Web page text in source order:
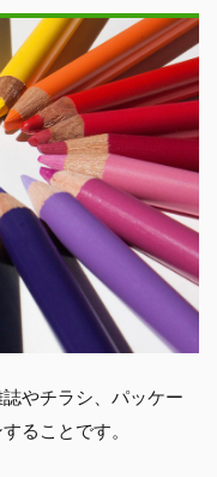
やチラシ、パッケー
ることです。